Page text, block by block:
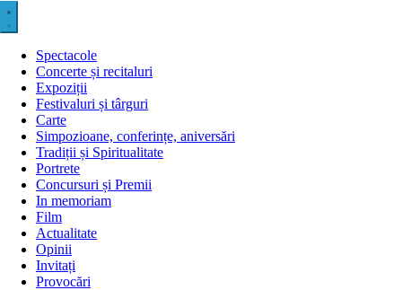
Spectacole
Concerte și recitaluri
Expoziții
Festivaluri și târguri
Carte
Simpozioane, conferințe, aniversări
Tradiții și Spiritualitate
Portrete
Concursuri și Premii
In memoriam
Film
Actualitate
Opinii
Invitați
Provocări